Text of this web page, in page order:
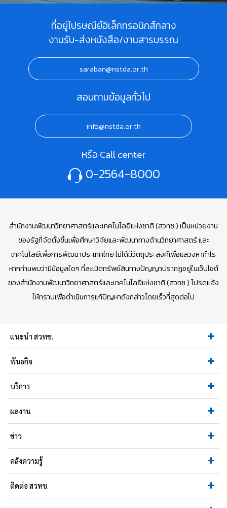
ที่อยู่ไปรษณีย์อิเล็กทรอนิกส์กลาง
งานรับ-ส่งหนังสือ/งานสารบรรณ
saraban@nstda.or.th
สอบถามข้อมูลทั่วไป
info@nstda.or.th
หรือ Call center
0-2564-8000
สำนักงานพัฒนาวิทยาศาสตร์และเทคโนโลยีแห่งชาติ (สวทช.) เป็นหน่วยงาน
ของรัฐที่จัดตั้งขึ้นเพื่อศึกษาวิจัยและพัฒนาทางด้านวิทยาศาสตร์ และ
เทคโนโลยีเพื่อการพัฒนาประเทศไทย ไม่ได้มีวัตถุประสงค์เพื่อแสวงหากำไร
หากท่านพบว่ามีข้อมูลใดๆ ที่ละเมิดทรัพย์สินทางปัญญาปรากฏอยู่ในเว็บไซต์
ของสำนักงานพัฒนาวิทยาศาสตร์และเทคโนโลยีแห่งชาติ (สวทช.) โปรดแจ้ง
ให้ทราบเพื่อดำเนินการแก้ปัญหาดังกล่าวโดยเร็วที่สุดต่อไป
แนะนำ สวทช.
พันธกิจ
บริการ
ผลงาน
ข่าว
คลังความรู้
ติดต่อ สวทช.